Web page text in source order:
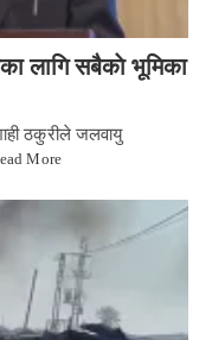
लागि सबैकाे भूमिका
ठकुरीले जलवायु
More